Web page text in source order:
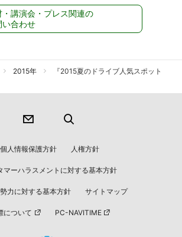
・講演会・プレス関連の
い合わせ
2015年
『2015夏のドライブ人気スポット
個人情報保護方針 人権方針
マーハラスメントに対する基本方針
力に対する基本方針 サイトマップ
について PC-NAVITIME